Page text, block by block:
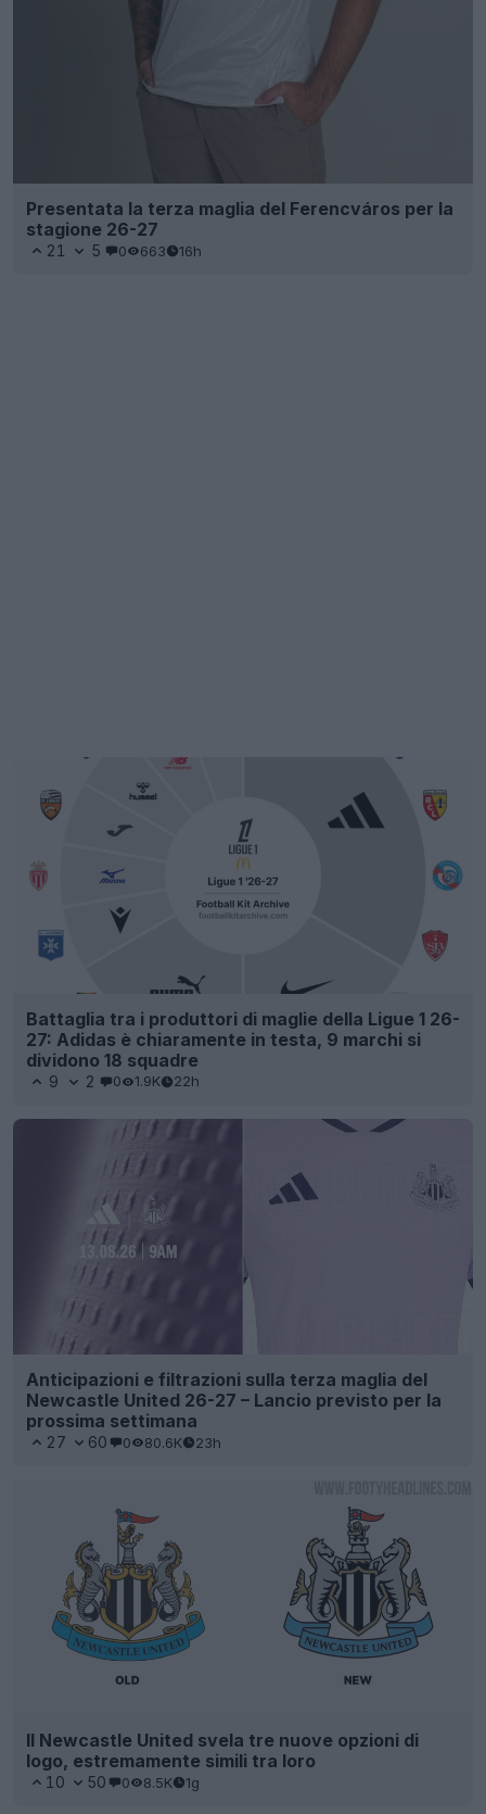
Presentata la terza maglia del Ferencváros per la
stagione 26-27
21 5 0 663 16h
Battaglia tra i produttori di maglie della Ligue 1 26-
27: Adidas è chiaramente in testa, 9 marchi si
dividono 18 squadre
9 2 0 1.9K 22h
Anticipazioni e filtrazioni sulla terza maglia del
Newcastle United 26-27 – Lancio previsto per la
prossima settimana
27 60 0 80.6K 23h
Il Newcastle United svela tre nuove opzioni di
logo, estremamente simili tra loro
10 50 0 8.5K 1g